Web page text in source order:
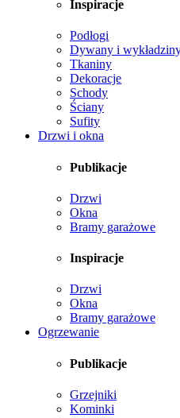
Inspiracje
Podłogi
Dywany i
Tkaniny
Dekoracje
Schody
Ściany
Sufity
Drzwi i okna
Publikacje
Drzwi
Okna
Bramy garażowe
Inspiracje
Drzwi
Okna
Bramy garażowe
Ogrzewanie
Publikacje
Grzejniki
Kominki